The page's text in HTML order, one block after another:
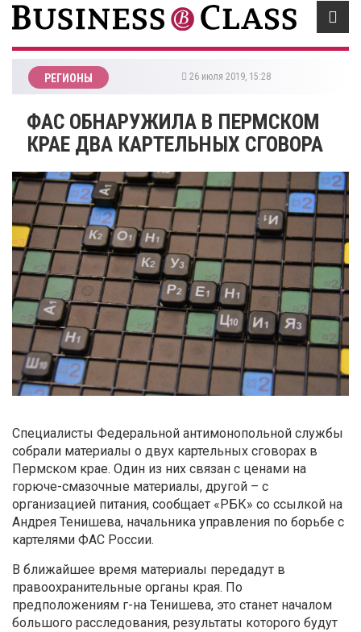
РЕГИОНЫ 26 июля 2019, 15:28
ФАС ОБНАРУЖИЛА В ПЕРМСКОМ
КРАЕ ДВА КАРТЕЛЬНЫХ СГОВОРА
Специалисты Федеральной антимонопольной службы
собрали материалы о двух картельных сговорах в
Пермском крае. Один из них связан с ценами на
горюче-смазочные материалы, другой – с
организацией питания, сообщает «РБК» со ссылкой на
Андрея Тенишева, начальника управления по борьбе с
картелями ФАС России.
В ближайшее время материалы передадут в
правоохранительные органы края. По
предположениям г-на Тенишева, это станет началом
большого расследования, результаты которого будут